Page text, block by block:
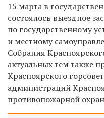
15 марта в
состоялось выездное
по государственному
и местному
Собрания
актуальных тем также
Красноярского
администраций
противопожарной